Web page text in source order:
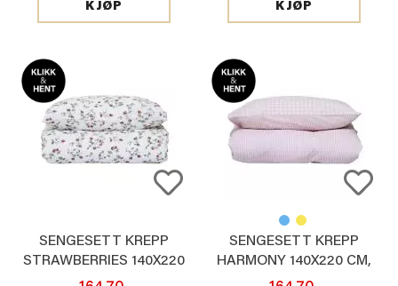
KJØP KJØP
SENGESETT KREPP
STRAWBERRIES 140X220
CM
SENGESETT KREPP
HARMONY 140X220 CM,
ROSA